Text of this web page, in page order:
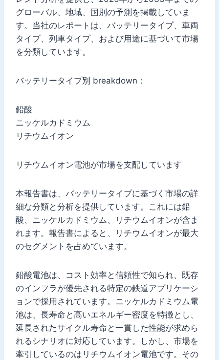
グローバル、地域、国別の予測を掲載していま
す。当社のレポートは、バッテリータイプ、車両
タイプ、列車タイプ、および用途に基づいて市場
を分類しています。
バッテリータイプ別 breakdown：
鉛酸
ニッケルカドミウム
リチウムイオン
リチウムイオン電池が市場を支配しています
本報告書は、バッテリータイプに基づく市場の詳
細な分類と分析を提供しています。これには鉛
酸、ニッケルカドミウム、リチウムイオンが含ま
れます。報告書によると、リチウムイオンが最大
のセグメントを占めています。
鉛酸電池は、コスト効率と信頼性で知られ、既存
のインフラが優先される特定の鉄道アプリケーシ
ョンで採用されています。ニッケルカドミウム電
池は、長寿命と高いエネルギー密度を特徴とし、
延長されたサイクル寿命と一貫した性能が求めら
れるシナリオに対応しています。しかし、市場を
牽引しているのはリチウムイオン電池です。その